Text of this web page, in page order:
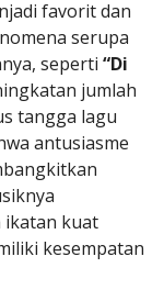
favorit dan
serupa
seperti “Di
jumlah
tangga lagu
antusiasme
ikatan kuat
kesempatan